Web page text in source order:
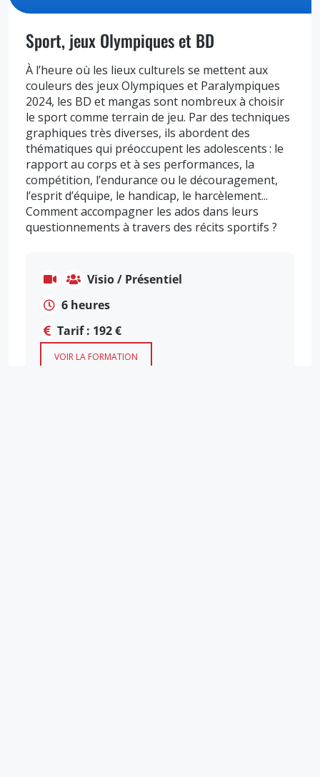
Sport, jeux Olympiques et BD
À l’heure où les lieux culturels se mettent aux
couleurs des jeux Olympiques et Paralympiques
2024, les BD et mangas sont nombreux à choisir
le sport comme terrain de jeu. Par des techniques
graphiques très diverses, ils abordent des
thématiques qui préoccupent les adolescents : le
rapport au corps et à ses performances, la
compétition, l’endurance ou le découragement,
l’esprit d’équipe, le handicap, le harcèlement...
Comment accompagner les ados dans leurs
questionnements à travers des récits sportifs ?
Visio / Présentiel
6 heures
Tarif : 192 €
VOIR LA FORMATION